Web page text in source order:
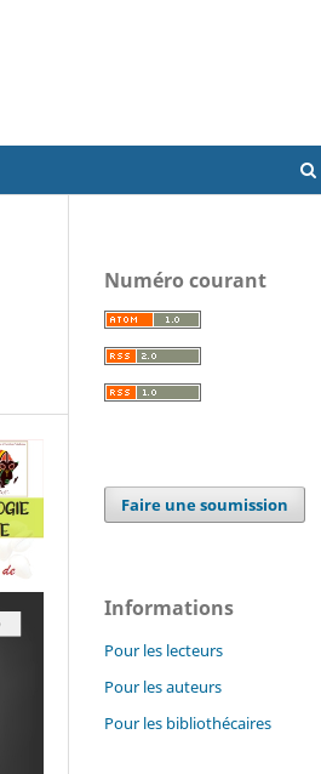
Numéro courant
Faire une soumission
Informations
Pour les lecteurs
Pour les auteurs
Pour les bibliothécaires